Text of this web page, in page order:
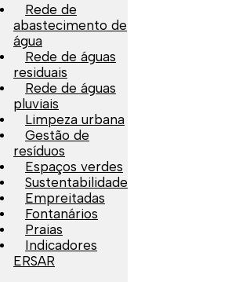
Rede de
abastecimento de
água
Rede de águas
residuais
Rede de águas
pluviais
Limpeza urbana
Gestão de
resíduos
Espaços verdes
Sustentabilidade
Empreitadas
Fontanários
Praias
Indicadores
ERSAR